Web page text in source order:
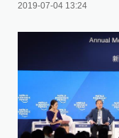
2019-07-04 13:24